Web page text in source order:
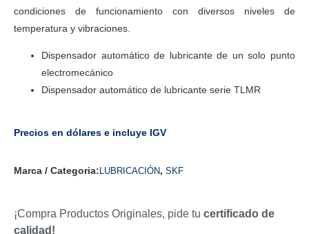
condiciones de funcionamiento con diversos niveles de
temperatura y vibraciones.
Dispensador automático de lubricante de un solo punto
electromecánico
Dispensador automático de lubricante serie TLMR
Precios en dólares e incluye IGV
Marca / Categoria: LUBRICACIÓN, SKF
¡Compra Productos Originales, pide tu certificado de
calidad!